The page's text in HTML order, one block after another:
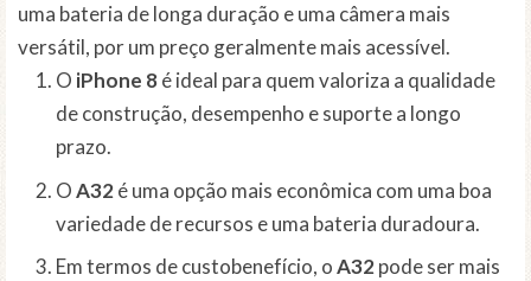
uma bateria de longa duração e uma câmera mais
versátil, por um preço geralmente mais acessível.
O iPhone 8é ideal para quem valoriza a qualidade
de construção, desempenho e suporte a longo
prazo.
OA32é uma opção mais econômica com uma boa
variedade de recursos e uma bateria duradoura.
Em termos de custobenefício, oA32pode ser mais